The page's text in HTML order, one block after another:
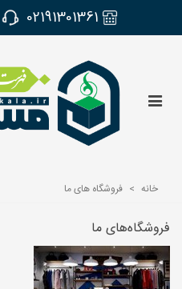
02191301361
خانه > فروشگاه های ما
فروشگاه‌های ما